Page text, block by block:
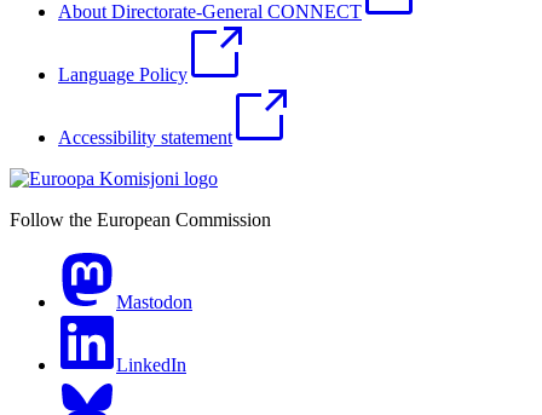
About Directorate-General CONNECT
Language Policy
Accessibility statement
Follow the European Commission
Mastodon
LinkedIn